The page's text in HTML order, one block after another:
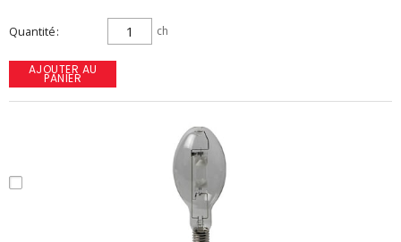
Quantité ch
AJOUTER AU
PANIER